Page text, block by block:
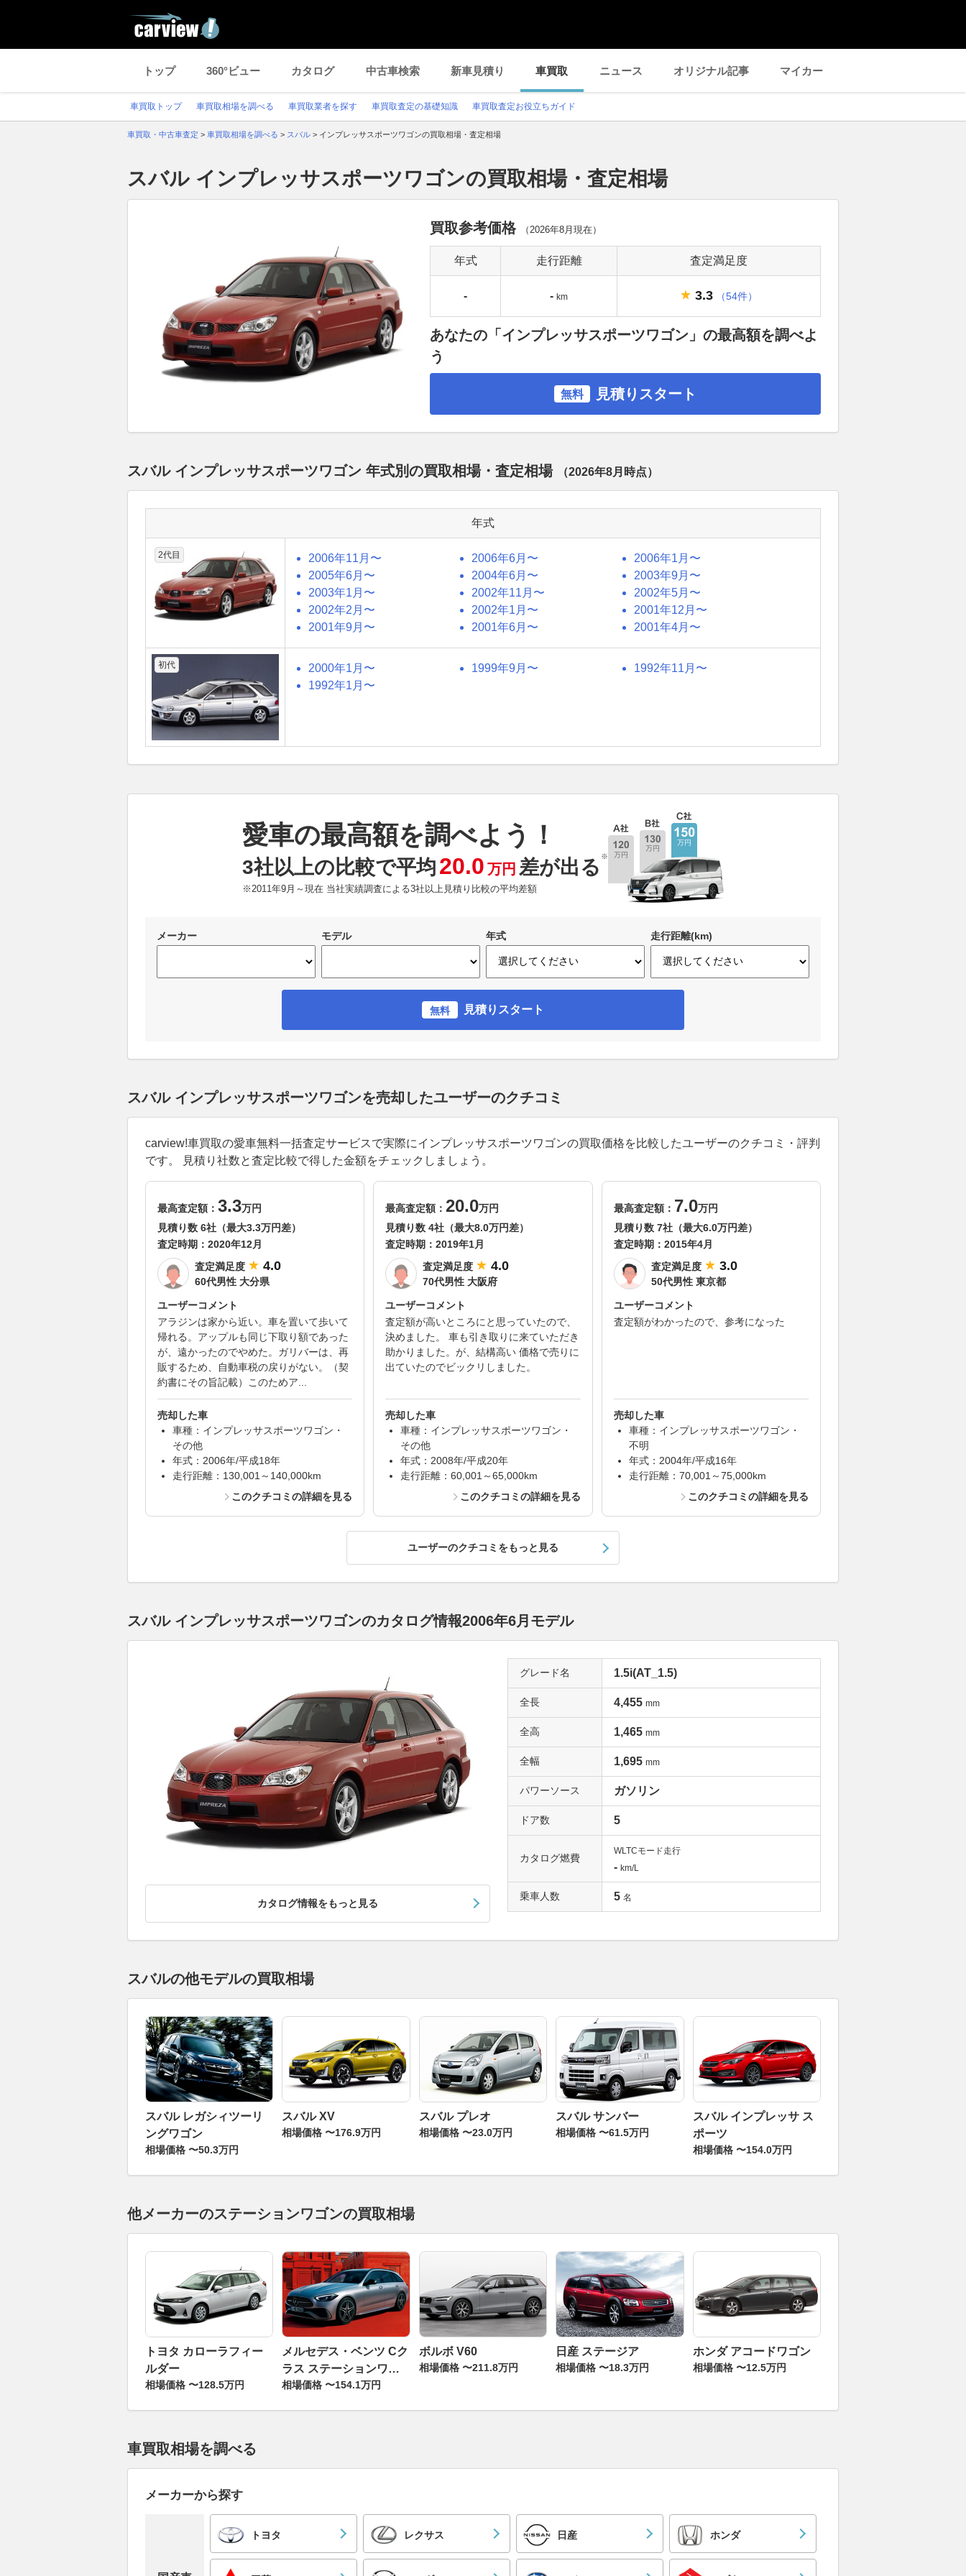
トップ 360°ビュー カタログ 中古車検索 新車見積り 車買取 ニュース オリジナル記事 マイカー
車買取トップ 車買取相場を調べる 車買取業者を探す 車買取査定の基礎知識 車買取査定お役立ちガイド
車買取・中古車査定 > 車買取相場を調べる > スバル > インプレッサスポーツワゴンの買取相場・査定相場
スバル インプレッサスポーツワゴンの買取相場・査定相場
買取参考価格 （2026年8月 現在）
年式 走行距離 査定満足度
- - km 3.3 （54件）
あなたの「インプレッサスポーツワゴン」の最高額を調べよ
う
無料 見積りスタート
スバル インプレッサスポーツワゴン 年式別の買取相場・査定相場 （2026年8月 時点）
年式
2代目 2006年11月〜 2006年6月〜
2006年1月〜
2005年6月〜
2004年6月〜
2003年9月〜
2003年1月〜
2002年11月〜
2002年5月〜
2002年2月〜
2002年1月〜
2001年12月〜
2001年9月〜
2001年6月〜 2001年4月〜
初代 2000年1月〜 1999年9月〜
1992年11月〜
1992年1月〜
愛車の最高額を調べよう！
3社以上の比較で平均20.0 万円 差が出る ※
※2011年9月～現在 当社実績調査による3社以上見積り比較の平均差額
メーカー モデル 年式 走行距離(km)
無料 見積りスタート
スバル インプレッサスポーツワゴンを売却したユーザーのクチコミ
carview!車買取の愛車無料一括査定サービスで実際にインプレッサスポーツワゴンの買取価格を比較したユーザーのクチコミ・評判
です。 見積り社数と査定比較で得した金額をチェックしましょう。
最高査定額： 3.3万円
見積り数 6社（最大3.3万円差）
査定時期： 2020年12月
査定満足度
4.0
60代男性 大分県
ユーザーコメント
アラジンは家から近い。車を置いて歩いて
帰れる。アップルも同じ下取り額であった
が、遠かったのでやめた。ガリバーは、再
販するため、自動車税の戻りがない。（契
約書にその旨記載）このためア...
売却した車
車種：インプレッサスポーツワゴン・
その他
年式：2006年/平成18年
走行距離：130,001～140,000km
このクチコミの詳細を見る
最高査定額：20.0万円
見積り数 4社（最大8.0万円差）
査定時期：2019年1月
査定満足度
4.0
70代男性 大阪府
ユーザーコメント
査定額が高いところにと思っていたので、
決めました。 車も引き取りに来ていただき
助かりました。が、結構高い 価格で売りに
出ていたのでビックリしました。
売却した車
車種：インプレッサスポーツワゴン・
その他
年式：2008年/平成20年
走行距離：60,001～65,000km
このクチコミの詳細を見る
最高査定額： 7.0万円
見積り数 7社（最大6.0万円差）
査定時期： 2015年4月
査定満足度
3.0
50代男性 東京都
ユーザーコメント
査定額がわかったので、参考になった
売却した車
車種：インプレッサスポーツワゴン・
不明
年式：2004年/平成16年
走行距離：70,001～75,000km
このクチコミの詳細を見る
ユーザーのクチコミをもっと見る
スバル インプレッサスポーツワゴンのカタログ情報2006年6月モデル
カタログ情報をもっと見る
グレード名 1.5i(AT_1.5)
全長 4,455 mm
全高 1,465 mm
全幅 1,695 mm
パワーソース ガソリン
ドア数 5
カタログ燃費
WLTCモード走行
- km/L
乗車人数 5 名
スバルの他モデルの買取相場
スバル レガシィツーリ
ングワゴン
相場価格 〜50.3万円
スバル XV
相場価格 〜176.9万円
スバル プレオ
相場価格 〜23.0万円
スバル サンバー
相場価格 〜61.5万円
スバル インプレッサ ス
ポーツ
相場価格 〜154.0万円
他メーカーのステーションワゴンの買取相場
トヨタ カローラフィー
ルダー
相場価格 〜128.5万円
メルセデス・ベンツ Cク
ラス ステーションワゴ
ン
相場価格 〜154.1万円
ボルボ V60
相場価格 〜211.8万円
日産 ステージア
相場価格 〜18.3万円
ホンダ アコードワゴン
相場価格 〜12.5万円
車買取相場を調べる
メーカーから探す
トヨタ レクサス 日産 ホンダ